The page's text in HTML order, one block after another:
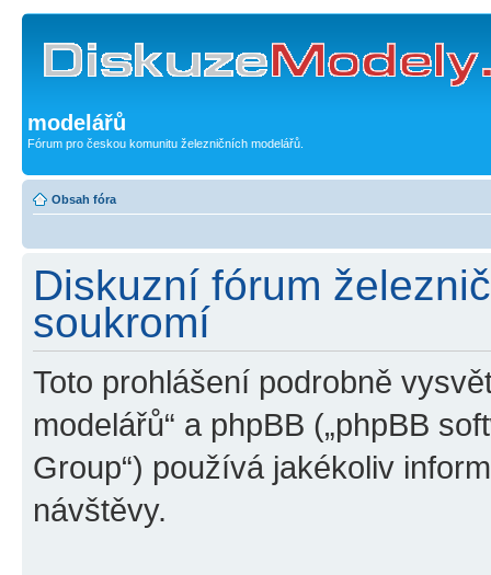
modelářů
Fórum pro českou komunitu železničních modelářů.
Obsah fóra
Diskuzní fórum
soukromí
Toto prohlášení podrobně
modelářů“ a phpBB („phpBB
Group“) používá jakékoliv
návštěvy.